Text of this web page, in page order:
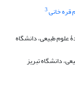
قره خانی3
طبیعی، دانشگاه
دانشگاه تبریز